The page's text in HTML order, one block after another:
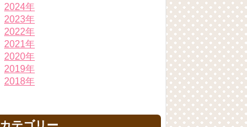
2024年
2023年
2022年
2021年
2020年
2019年
2018年